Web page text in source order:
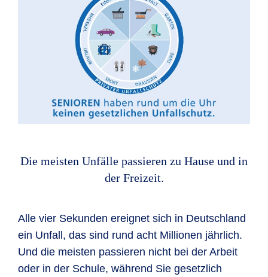
Die meisten Unfälle passieren zu Hause und in
der Freizeit.
Alle vier Sekunden ereignet sich in Deutschland
ein Unfall, das sind rund acht Millionen jährlich.
Und die meisten passieren nicht bei der Arbeit
oder in der Schule, während Sie gesetzlich